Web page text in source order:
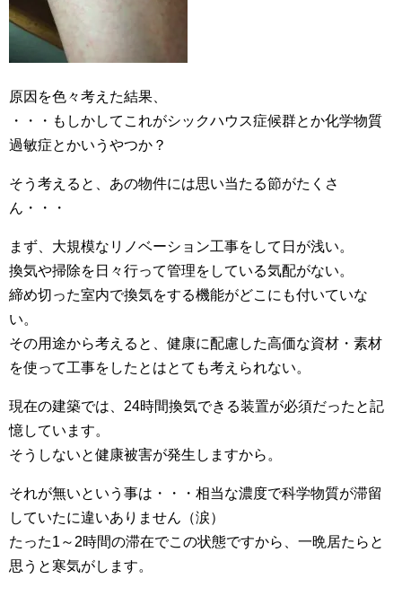
原因を色々考えた結果、
・・・もしかしてこれがシックハウス症候群とか化学物質
過敏症とかいうやつか？
そう考えると、あの物件には思い当たる節がたくさ
ん・・・
まず、大規模なリノベーション工事をして日が浅い。
換気や掃除を日々行って管理をしている気配がない。
締め切った室内で換気をする機能がどこにも付いていな
い。
その用途から考えると、健康に配慮した高価な資材・素材
を使って工事をしたとはとても考えられない。
現在の建築では、24時間換気できる装置が必須だったと記
憶しています。
そうしないと健康被害が発生しますから。
それが無いという事は・・・相当な濃度で科学物質が滞留
していたに違いありません（涙）
たった1～2時間の滞在でこの状態ですから、一晩居たらと
思うと寒気がします。